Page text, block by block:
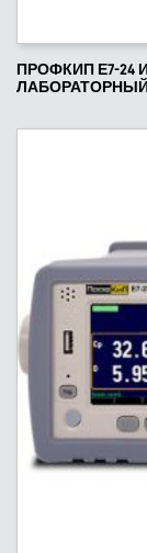
ПРОФКИП Е7-24
ЛАБОРАТОРНЫЙ